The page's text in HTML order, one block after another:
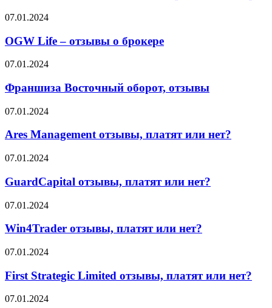
этом
партнёры
PMGO:
правда
или
миф?
OGW
–
отзывы
о
07.01.2024
OGW Life – отзывы о брокере
Франшиза
оборот,
отзывы
07.01.2024
Франшиза Восточный оборот, отзывы
Ares
отзывы,
или
07.01.2024
Ares Management отзывы, платят или нет?
GuardCapital
платят
или
нет?
07.01.2024
GuardCapital отзывы, платят или нет?
Win4Trader
платят
нет?
07.01.2024
Win4Trader отзывы, платят или нет?
First
Limited
отзывы,
платят
07.01.2024
First Strategic Limited отзывы, платят или нет?
Accuindex
07.01.2024